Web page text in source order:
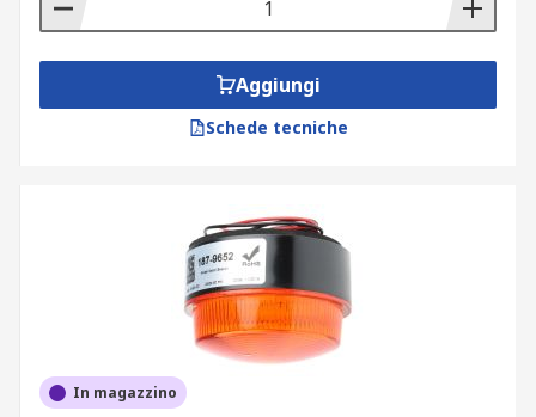
Aggiungi
Schede tecniche
In magazzino